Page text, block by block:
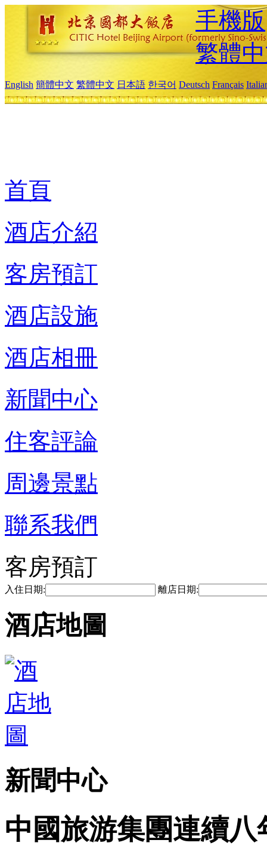
手機版
繁體
English 簡體中文 繁體中文 日本語 한국어 Deutsch Français
首頁
酒店介紹
客房預訂
酒店設施
酒店相冊
新聞中心
住客評論
周邊景點
聯系我們
客房預訂
入住日期: 離店日期:
酒店地圖
新聞中心
中國旅游集團連續